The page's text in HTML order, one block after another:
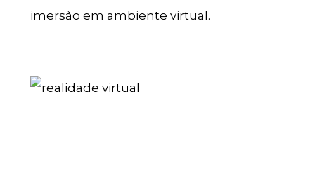
imersão em ambiente virtual.